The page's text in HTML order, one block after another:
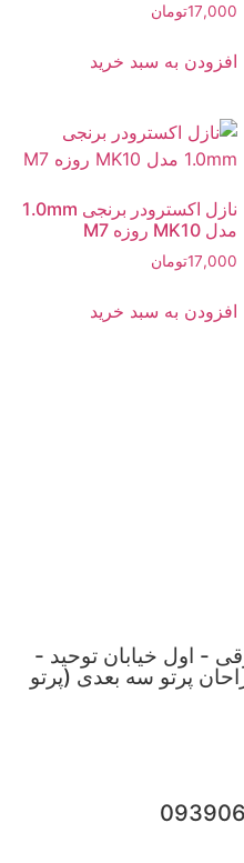
17,000تومان
افزودن به سبد خرید
نازل اکسترودر برنجی 1.0mm
مدل MK10 روزه M7
17,000تومان
افزودن به سبد خرید
- اول خیابان توحید -
پرتو سه بعدی (پرتو